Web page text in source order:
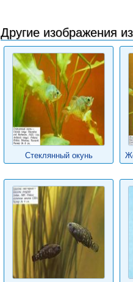
Другие изображения
Стеклянный окунь